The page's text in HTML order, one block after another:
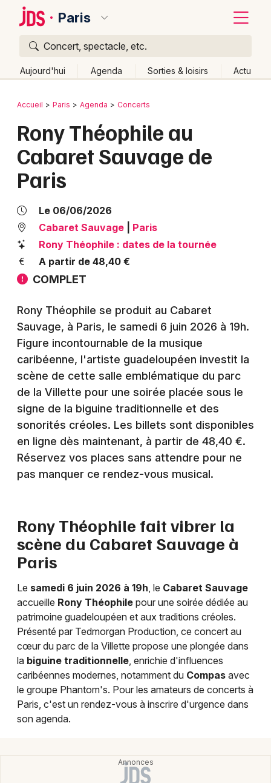
Paris
Concert, spectacle, etc.
Aujourd'hui Agenda Sorties & loisirs Actu
Publier un événement
Grands événements
Activité & Expérience
Manifestations
Foires & salons
Concerts
Sports
Soirées
Sorties famille
Expos
Sorties & loisirs
Concerts en Ile de France
Newsletter des sorties
Artistes en tournée
Actus à Paris
Magazine à Paris
Bordeaux
Colmar
Lille
Marseille
Mulhouse
Montpellier
Nice
Paris
Strasbourg
Toutes les villes
Retour
Accueil Paris Agenda Concerts
Rony Théophile au
Cabaret Sauvage de
Paris
Le 06/06/2026
Cabaret Sauvage
Paris
Rony Théophile : dates de la tournée
A partir de 48,40 €
COMPLET
Rony Théophile se produit au Cabaret
Sauvage, à Paris, le samedi 6 juin 2026 à 19h.
Figure incontournable de la musique
caribéenne, l'artiste guadeloupéen investit la
scène de cette salle emblématique du parc
de la Villette pour une soirée placée sous le
signe de la biguine traditionnelle et des
sonorités créoles. Les billets sont disponibles
en ligne dès maintenant, à partir de 48,40 €.
Réservez vos places sans attendre pour ne
pas manquer ce rendez-vous musical.
Rony Théophile fait vibrer la
scène du Cabaret Sauvage à
Paris
Le samedi 6 juin 2026 à 19h, le Cabaret Sauvage
accueille Rony Théophile pour une soirée dédiée au
patrimoine guadeloupéen et aux traditions créoles.
Présenté par Tedmorgan Production, ce concert au
cœur du parc de la Villette propose une plongée dans
la biguine traditionnelle, enrichie d'influences
caribéennes modernes, notamment du Compas avec
le groupe Phantom's. Pour les amateurs de concerts à
Paris, c'est un rendez-vous à inscrire d'urgence dans
son agenda.
Quoi ?
Où ?
Près de moi
Changer de lieu
Quand ?
Effacer les dates
Aujourd'hui